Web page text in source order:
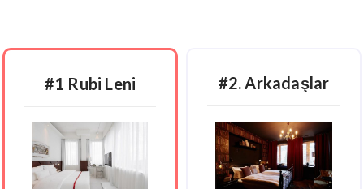
#1 Rubi Leni #2. Arkadaşlar